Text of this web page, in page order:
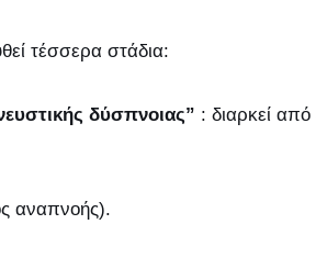
τέσσερα στάδια:
δύσπνοιας” : διαρκεί
αναπνοής).